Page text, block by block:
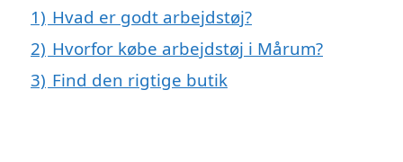
1) Hvad er godt arbejdstøj?
2) Hvorfor købe arbejdstøj i Mårum?
3) Find den rigtige butik